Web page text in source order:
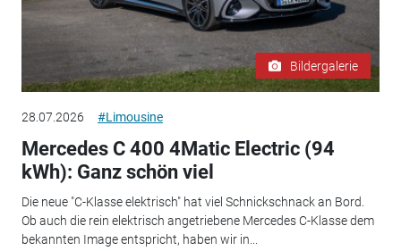
Bildergalerie
28.07.2026 #Limousine
Mercedes C 400 4Matic Electric (94
kWh): Ganz schön viel
Die neue "C-Klasse elektrisch" hat viel Schnickschnack an Bord.
Ob auch die rein elektrisch angetriebene Mercedes C-Klasse dem
bekannten Image entspricht, haben wir in...